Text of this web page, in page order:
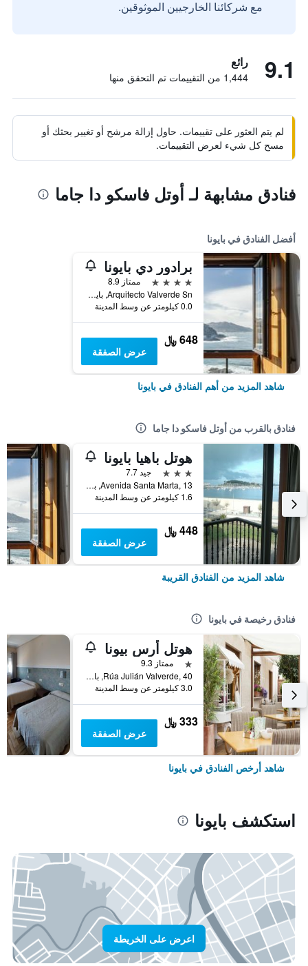
مع شركائنا الخارجيين الموثوقين.
9.1 رائع
1,444 من التقييمات تم التحقق منها
لم يتم العثور على تقييمات. حاول إزالة مرشح أو تغيير بحثك أو
مسح كل شيء لعرض التقييمات.
فنادق مشابهة لـ أوتل فاسكو دا جاما
أفضل الفنادق في بايونا
برادور دي بايونا
4 نجوم
ممتاز 8.9
Arquitecto Valverde Sn, بايونا, غاليسيا, أسبانيا
0.0 كيلومتر عن وسط المدينة
648 ﷼
عرض الصفقة
شاهد المزيد من أهم الفنادق في بايونا
فنادق بالقرب من أوتل فاسكو دا جاما
هوتل باهيا بايونا
3 نجوم
جيد 7.7
Avenida Santa Marta, 13, بايونا, غاليسيا, أسبانيا
1.6 كيلومتر عن وسط المدينة
448 ﷼
عرض الصفقة
شاهد المزيد من الفنادق القريبة
فنادق رخيصة في بايونا
هوتل أرس بيونا
نجمة واحدة
ممتاز 9.3
Rúa Julián Valverde, 40, بايونا, غاليسيا, أسبانيا
3.0 كيلومتر عن وسط المدينة
333 ﷼
عرض الصفقة
شاهد أرخص الفنادق في بايونا
استكشف بايونا
اعرض على الخريطة